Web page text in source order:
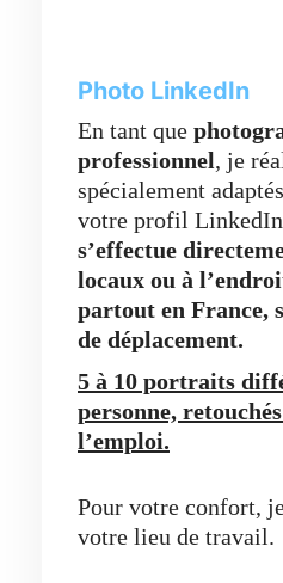
Photo LinkedIn
En tant que
professionnel, je
spécialement
votre profil
s’effectue
locaux ou à
partout en France,
de déplacement.
5 à 10 portraits
personne,
l’emploi.
Pour votre confort,
votre lieu de travail.